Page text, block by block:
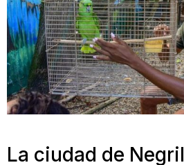
La ciudad de Negril